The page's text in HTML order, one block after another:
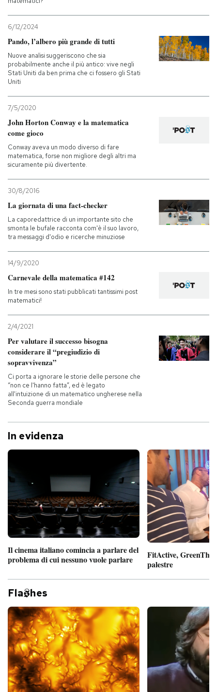
6/12/2024
Pando, l’albero più grande di tutti
Nuove analisi suggeriscono che sia
probabilmente anche il più antico: vive negli
Stati Uniti da ben prima che ci fossero gli Stati
Uniti
7/5/2020
John Horton Conway e la matematica
come gioco
Conway aveva un modo diverso di fare
matematica, forse non migliore degli altri ma
sicuramente più divertente.
30/8/2016
La giornata di una fact-checker
La caporedattrice di un importante sito che
smonta le bufale racconta com'è il suo lavoro,
tra messaggi d'odio e ricerche minuziose
14/9/2020
Carnevale della matematica #142
In tre mesi sono stati pubblicati tantissimi post
matematici!
2/4/2021
Per valutare il successo bisogna
considerare il “pregiudizio di
sopravvivenza”
Ci porta a ignorare le storie delle persone che
“non ce l'hanno fatta”, ed è legato
all'intuizione di un matematico ungherese nella
Seconda guerra mondiale
In evidenza
Il cinema italiano comincia a parlare del
problema di cui nessuno vuole parlare
FitActive,
palestre
Fla hes